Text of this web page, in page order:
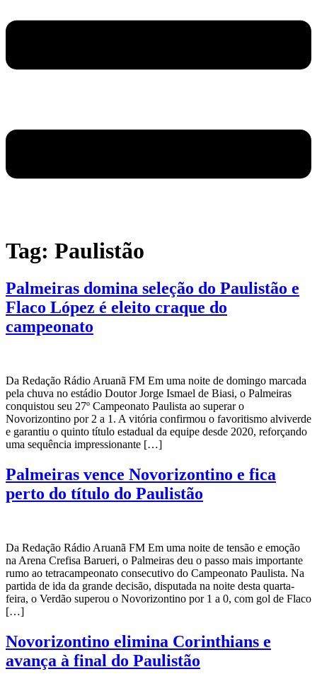
Tag: Paulistão
Palmeiras domina seleção do Paulistão e
Flaco López é eleito craque do
campeonato
Da Redação Rádio Aruanã FM Em uma noite de domingo marcada
pela chuva no estádio Doutor Jorge Ismael de Biasi, o Palmeiras
conquistou seu 27º Campeonato Paulista ao superar o
Novorizontino por 2 a 1. A vitória confirmou o favoritismo alviverde
e garantiu o quinto título estadual da equipe desde 2020, reforçando
uma sequência impressionante […]
Palmeiras vence Novorizontino e fica
perto do título do Paulistão
Da Redação Rádio Aruanã FM Em uma noite de tensão e emoção
na Arena Crefisa Barueri, o Palmeiras deu o passo mais importante
rumo ao tetracampeonato consecutivo do Campeonato Paulista. Na
partida de ida da grande decisão, disputada na noite desta quarta-
feira, o Verdão superou o Novorizontino por 1 a 0, com gol de Flaco
[…]
Novorizontino elimina Corinthians e
avança à final do Paulistão